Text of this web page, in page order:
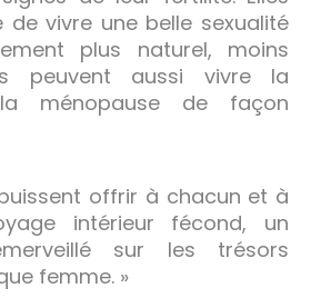
vivre une belle sexualité
plus naturel, moins
peuvent aussi vivre la
ménopause de façon
offrir à chacun et à
intérieur fécond, un
sur les trésors
femme. »